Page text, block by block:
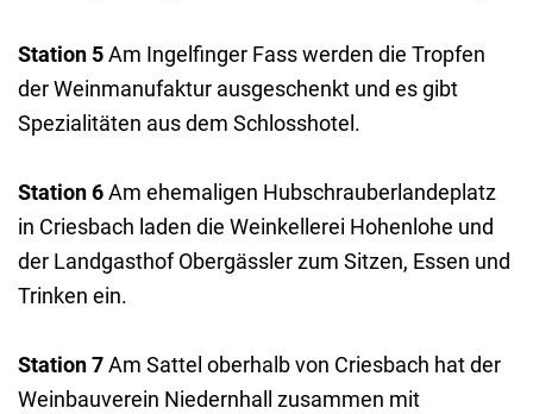
Station 5Am Ingelfinger Fass werden die Tropfen
der Weinmanufaktur ausgeschenkt und es gibt
Spezialitäten aus dem Schlosshotel.
Station 6Am ehemaligen Hubschrauberlandeplatz
in Criesbach laden die Weinkellerei Hohenlohe und
der Landgasthof Obergässler zum Sitzen, Essen und
Trinken ein.
Station 7Am Sattel oberhalb von Criesbach hat der
Weinbauverein Niedernhall zusammen mit